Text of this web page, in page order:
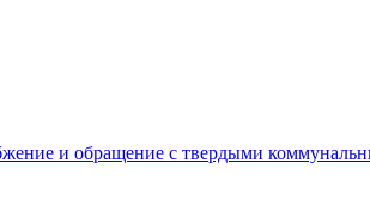
и обращение с твердыми